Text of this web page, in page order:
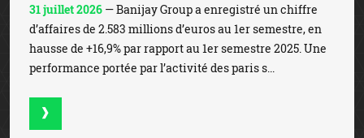
31 juillet 2026 — Banijay Group a enregistré un chiffre
d’affaires de 2.583 millions d’euros au 1er semestre, en
hausse de +16,9% par rapport au 1er semestre 2025. Une
performance portée par l’activité des paris s...